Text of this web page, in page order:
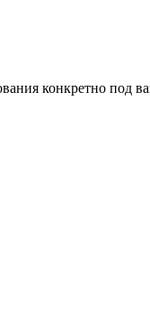
конкретно под